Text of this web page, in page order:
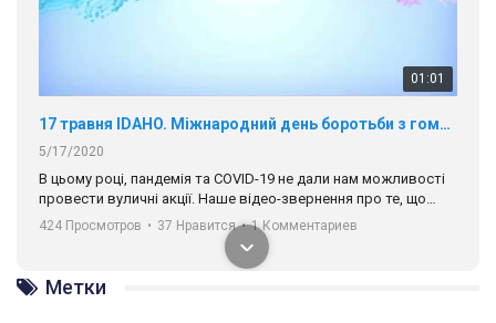
солідарності, приєднатися до нас. Регіональні підрозділи
Метки